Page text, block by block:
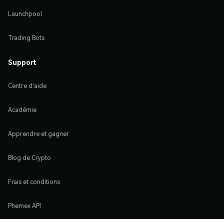
Launchpool
Trading Bots
Support
Centre d'aide
Académie
Apprendre et gagner
Blog de Crypto
Frais et conditions
Phemex API